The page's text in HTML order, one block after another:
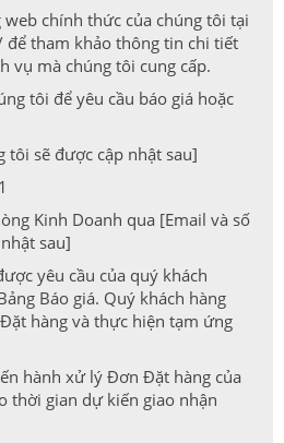
web chính thức của chúng tôi tại
tham khảo thông tin chi tiết
vụ mà chúng tôi cung cấp.
tôi để yêu cầu báo giá hoặc
tôi sẽ được cập nhật sau]
Kinh Doanh qua [Email và số
sau]
yêu cầu của quý khách
Báo giá. Quý khách hàng
hàng và thực hiện tạm ứng
hành xử lý Đơn Đặt hàng của
thời gian dự kiến giao nhận